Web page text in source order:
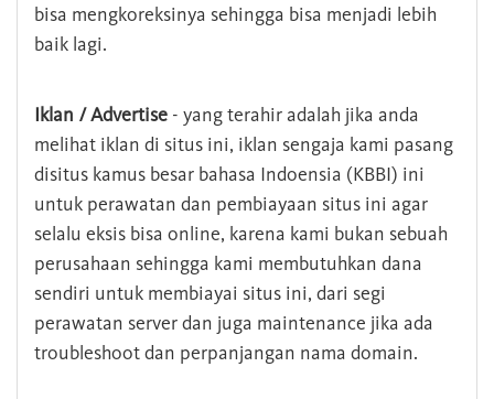
bisa mengkoreksinya sehingga bisa menjadi lebih
baik lagi.
Iklan / Advertise - yang terahir adalah jika anda
melihat iklan di situs ini, iklan sengaja kami pasang
disitus kamus besar bahasa Indoensia (KBBI) ini
untuk perawatan dan pembiayaan situs ini agar
selalu eksis bisa online, karena kami bukan sebuah
perusahaan sehingga kami membutuhkan dana
sendiri untuk membiayai situs ini, dari segi
perawatan server dan juga maintenance jika ada
troubleshoot dan perpanjangan nama domain.